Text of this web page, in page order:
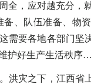
，应对越充分，
、队伍准备、物
需要各地各部门坚
护好生产生活秩序
灾之下，江西省